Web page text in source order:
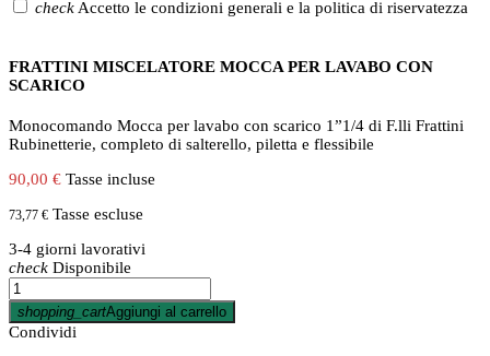
check Accetto le condizioni generali e la politica di riservatezza
FRATTINI MISCELATORE MOCCA PER LAVABO CON
SCARICO
Monocomando Mocca per lavabo con scarico 1”1/4 di F.lli Frattini
Rubinetterie, completo di salterello, piletta e flessibile
90,00 € Tasse incluse
73,77 € Tasse escluse
3-4 giorni lavorativi
check Disponibile
shopping_cartAggiungi al carrello
Condividi